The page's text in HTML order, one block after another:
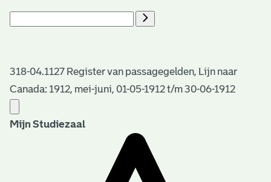
318-04.1127 Register van passagegelden, Lijn naar
Canada: 1912, mei-juni, 01-05-1912 t/m 30-06-1912
Mijn Studiezaal